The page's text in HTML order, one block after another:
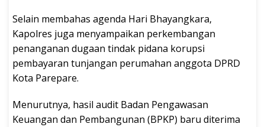
Selain membahas agenda Hari Bhayangkara,
Kapolres juga menyampaikan perkembangan
penanganan dugaan tindak pidana korupsi
pembayaran tunjangan perumahan anggota DPRD
Kota Parepare.
Menurutnya, hasil audit Badan Pengawasan
Keuangan dan Pembangunan (BPKP) baru diterima